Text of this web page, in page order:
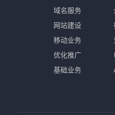
域名服务
网站建设
移动业务
优化推广
基础业务